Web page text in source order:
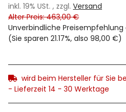
inkl. 19% USt. , zzgl. Versand
Alter Preis: 463,00 €
Unverbindliche Preisempfehlung
(Sie sparen 21.17%, also 98,00 €)
wird beim Hersteller für Sie
- Lieferzeit 14 - 30 Werktage